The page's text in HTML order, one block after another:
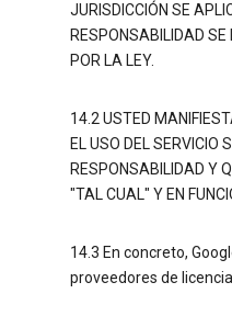
JURISDICCIÓN SE
RESPONSABILIDAD
POR LA LEY.
14.2 USTED
EL USO DEL SERVICIO
RESPONSABILIDAD Y
"TAL CUAL" Y EN
14.3 En concreto,
proveedores de